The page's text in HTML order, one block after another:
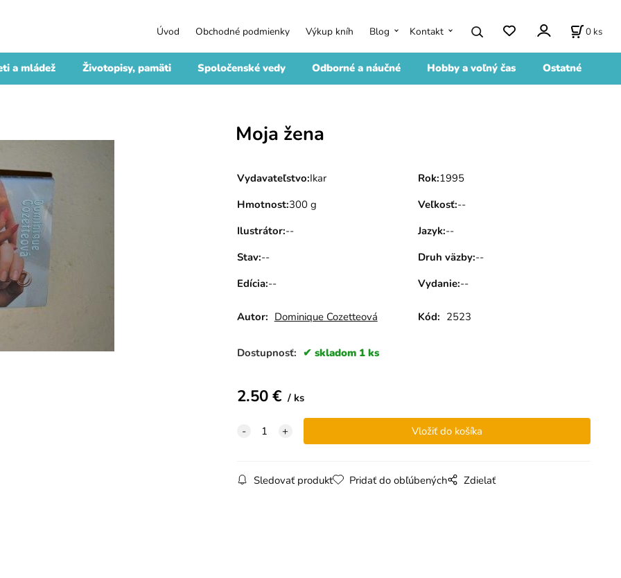
a mládež Životopisy, pamäti Spoločenské vedy Odborné a náučné Hobby a voľný čas Ostatné
Úvod Obchodné podmienky Výkup kníh Blog Kontakt 0 ks
Moja žena
Vydavateľstvo:Ikar Rok:1995
Hmotnost:300 g Veľkosť:--
Ilustrátor:-- Jazyk:--
Stav:-- Druh väzby:--
Edícia:-- Vydanie:--
Autor: Dominique Cozetteová Kód: 2523
Dostupnosť: skladom 1 ks
2.50€ ks
Sledovať produkt Pridať do obľúbených Zdielať